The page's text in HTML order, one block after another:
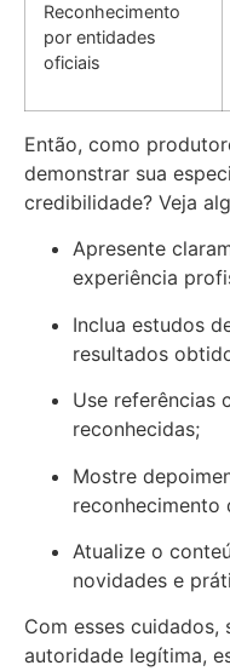
Reconhecimento
por entidades
oficiais
Então, como
demonstrar sua
credibilidade? Veja
Apresente
experiência
Inclua estudos
resultados
Use referências
reconhecidas;
Mostre
reconhecimento
Atualize o
novidades e
Com esses cuidados,
autoridade legítima,